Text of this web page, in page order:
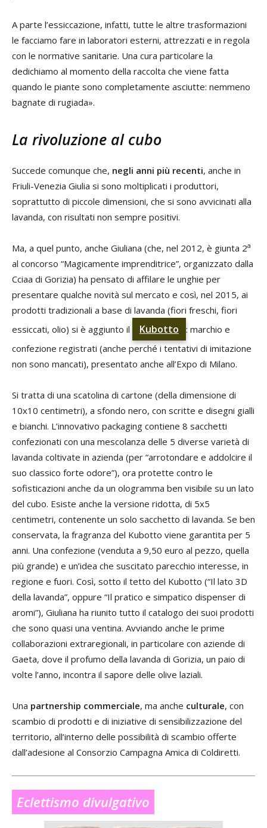
A parte l’essiccazione, infatti, tutte le altre trasformazioni
le facciamo fare in laboratori esterni, attrezzati e in regola
con le normative sanitarie. Una cura particolare la
dedichiamo al momento della raccolta che viene fatta
quando le piante sono completamente asciutte: nemmeno
bagnate di rugiada».
La rivoluzione al cubo
Succede comunque che, negli anni più recenti, anche in
Friuli-Venezia Giulia si sono moltiplicati i produttori,
soprattutto di piccole dimensioni, che si sono avvicinati alla
lavanda, con risultati non sempre positivi.
Ma, a quel punto, anche Giuliana (che, nel 2012, è giunta 2a
al concorso “Magicamente imprenditrice”, organizzato dalla
Cciaa di Gorizia) ha pensato di affilare le unghie per
presentare qualche novità sul mercato e così, nel 2015, ai
prodotti tradizionali a base di lavanda (fiori freschi, fiori
essiccati, olio) si è aggiunto il
Kubotto
: marchio e
confezione registrati (anche perché i tentativi di imitazione
non sono mancati), presentato anche all’Expo di Milano.
Si tratta di una scatolina di cartone (della dimensione di
10x10 centimetri), a sfondo nero, con scritte e disegni gialli
e bianchi. L’innovativo packaging contiene 8 sacchetti
confezionati con una mescolanza delle 5 diverse varietà di
lavanda coltivate in azienda (per “arrotondare e addolcire il
suo classico forte odore”), ora protette contro le
sofisticazioni anche da un ologramma ben visibile su un lato
del cubo. Esiste anche la versione ridotta, di 5x5
centimetri, contenente un solo sacchetto di lavanda. Se ben
conservata, la fragranza del Kubotto viene garantita per 5
anni. Una confezione (venduta a 9,50 euro al pezzo, quella
più grande) e un’idea che suscitato parecchio interesse, in
regione e fuori. Così, sotto il tetto del Kubotto (“Il lato 3D
della lavanda”, oppure “Il pratico e simpatico dispenser di
aromi”), Giuliana ha riunito tutto il catalogo dei suoi prodotti
che sono quasi una ventina. Avviando anche le prime
collaborazioni extraregionali, in particolare con aziende di
Gaeta, dove il profumo della lavanda di Gorizia, un paio di
volte l’anno, incontra il sapore delle olive laziali.
Una partnership commerciale, ma anche culturale, con
scambio di prodotti e di iniziative di sensibilizzazione del
territorio, all’interno delle possibilità di scambio offerte
dall’adesione al Consorzio Campagna Amica di Coldiretti.
Eclettismo divulgativo